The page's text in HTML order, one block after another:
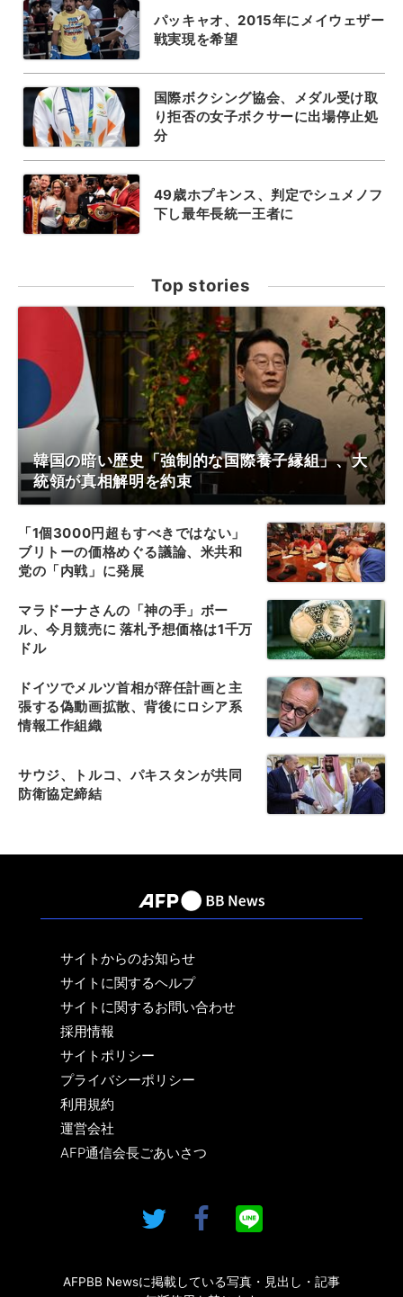
パッキャオ、2015年にメイウェザー
戦実現を希望
国際ボクシング協会、メダル受け取
り拒否の女子ボクサーに出場停止処
分
49歳ホプキンス、判定でシュメノフ
下し最年長統一王者に
Top stories
韓国の暗い歴史「強制的な国際養子縁組」、大
統領が真相解明を約束
「1個3000円超もすべきではない」
ブリトーの価格めぐる議論、米共和
党の「内戦」に発展
マラドーナさんの「神の手」ボー
ル、今月競売に 落札予想価格は1千万
ドル
ドイツでメルツ首相が辞任計画と主
張する偽動画拡散、背後にロシア系
情報工作組織
サウジ、トルコ、パキスタンが共同
防衛協定締結
サイトからのお知らせ
サイトに関するヘルプ
サイトに関するお問い合わせ
採用情報
サイトポリシー
プライバシーポリシー
利用規約
運営会社
AFP通信会長ごあいさつ
AFPBB Newsに掲載している写真・見出し・記事